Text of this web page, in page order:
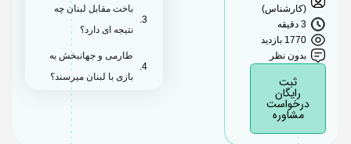
(کارشناس)
3 دقیقه
1770 بازدید
بدون نظر
رایگان
درخواست
مشاوره
باخت مقابل لبنان چه
نتیجه ای دارد؟
طارمی و جهانبخش به
بازی با لبنان میرسند؟